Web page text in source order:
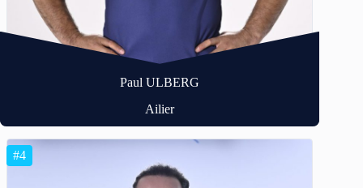
Paul ULBERG
Ailier
#4